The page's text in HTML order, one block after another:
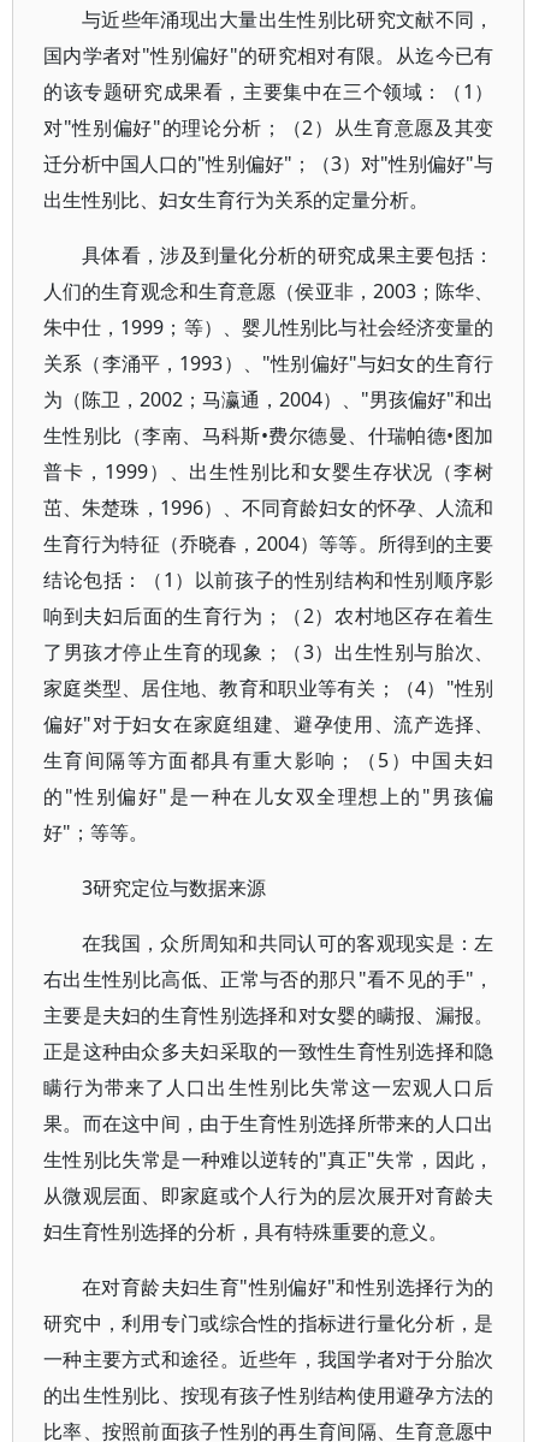
与近些年涌现出大量出生性别比研究文献不同，
国内学者对"性别偏好"的研究相对有限。从迄今已有
的该专题研究成果看，主要集中在三个领域：（1）
对"性别偏好"的理论分析；（2）从生育意愿及其变
迁分析中国人口的"性别偏好"；（3）对"性别偏好"与
出生性别比、妇女生育行为关系的定量分析。
具体看，涉及到量化分析的研究成果主要包括：
人们的生育观念和生育意愿（侯亚非，2003；陈华、
朱中仕，1999；等）、婴儿性别比与社会经济变量的
关系（李涌平，1993）、"性别偏好"与妇女的生育行
为（陈卫，2002；马瀛通，2004）、"男孩偏好"和出
生性别比（李南、马科斯•费尔德曼、什瑞帕德•图加
普卡，1999）、出生性别比和女婴生存状况（李树
茁、朱楚珠，1996）、不同育龄妇女的怀孕、人流和
生育行为特征（乔晓春，2004）等等。所得到的主要
结论包括：（1）以前孩子的性别结构和性别顺序影
响到夫妇后面的生育行为；（2）农村地区存在着生
了男孩才停止生育的现象；（3）出生性别与胎次、
家庭类型、居住地、教育和职业等有关；（4）"性别
偏好"对于妇女在家庭组建、避孕使用、流产选择、
生育间隔等方面都具有重大影响；（5）中国夫妇
的"性别偏好"是一种在儿女双全理想上的"男孩偏
好"；等等。
3研究定位与数据来源
在我国，众所周知和共同认可的客观现实是：左
右出生性别比高低、正常与否的那只"看不见的手"，
主要是夫妇的生育性别选择和对女婴的瞒报、漏报。
正是这种由众多夫妇采取的一致性生育性别选择和隐
瞒行为带来了人口出生性别比失常这一宏观人口后
果。而在这中间，由于生育性别选择所带来的人口出
生性别比失常是一种难以逆转的"真正"失常，因此，
从微观层面、即家庭或个人行为的层次展开对育龄夫
妇生育性别选择的分析，具有特殊重要的意义。
在对育龄夫妇生育"性别偏好"和性别选择行为的
研究中，利用专门或综合性的指标进行量化分析，是
一种主要方式和途径。近些年，我国学者对于分胎次
的出生性别比、按现有孩子性别结构使用避孕方法的
比率、按照前面孩子性别的再生育间隔、生育意愿中